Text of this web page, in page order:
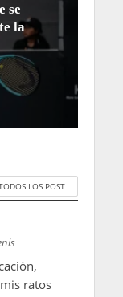
se
la
LOS POST
ratos